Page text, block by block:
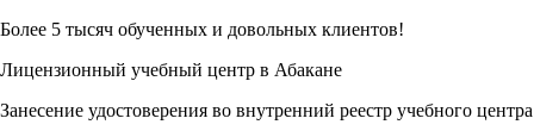
Более 5 тысяч обученных и довольных клиентов!
Лицензионный учебный центр в Абакане
Занесение удостоверения во внутренний реестр учебного центра